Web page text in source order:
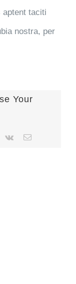
aptent taciti
nostra, per
Your
Vk Email